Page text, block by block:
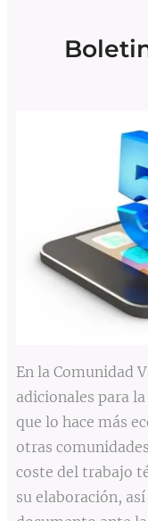
En la Comunidad
adicionales para
que lo hace más
otras
coste del trabajo
su elaboración,